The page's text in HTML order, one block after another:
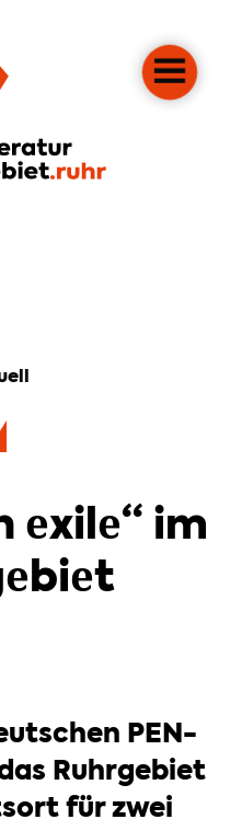
exile“ im
PEN-
Ruhrgebiet
für zwei